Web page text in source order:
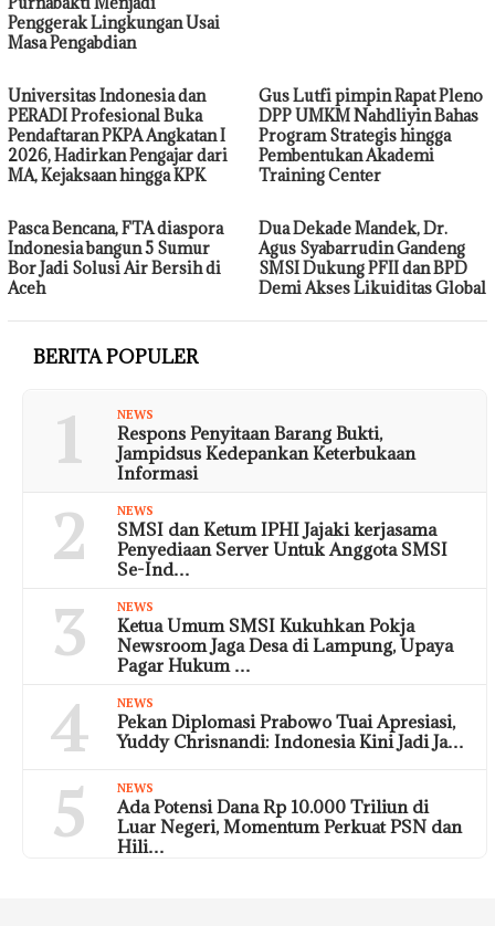
Penggerak Lingkungan Usai
Masa Pengabdian
Universitas Indonesia dan
PERADI Profesional Buka
Pendaftaran PKPA Angkatan I
2026, Hadirkan Pengajar dari
MA, Kejaksaan hingga KPK
Gus Lutfi pimpin Rapat Pleno
DPP UMKM Nahdliyin Bahas
Program Strategis hingga
Pembentukan Akademi
Training Center
Pasca Bencana, FTA diaspora
Indonesia bangun 5 Sumur
Bor Jadi Solusi Air Bersih di
Aceh
Dua Dekade Mandek, Dr.
Agus Syabarrudin Gandeng
SMSI Dukung PFII dan BPD
Demi Akses Likuiditas Global
BERITA POPULER
1 NEWS
Respons Penyitaan Barang Bukti,
Jampidsus Kedepankan Keterbukaan
Informasi
2 NEWS
SMSI dan Ketum IPHI Jajaki kerjasama
Penyediaan Server Untuk Anggota SMSI
Se-Ind…
3 NEWS
Ketua Umum SMSI Kukuhkan Pokja
Newsroom Jaga Desa di Lampung, Upaya
Pagar Hukum …
4 NEWS
Pekan Diplomasi Prabowo Tuai Apresiasi,
Yuddy Chrisnandi: Indonesia Kini Jadi Ja…
5 NEWS
Ada Potensi Dana Rp 10.000 Triliun di
Luar Negeri, Momentum Perkuat PSN dan
Hili…